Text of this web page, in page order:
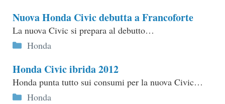
Nuova Honda Civic debutta a Francoforte
La nuova Civic si prepara al debutto…
Categorie
Honda
Honda Civic ibrida 2012
Honda punta tutto sui consumi per la nuova Civic…
Categorie
Honda